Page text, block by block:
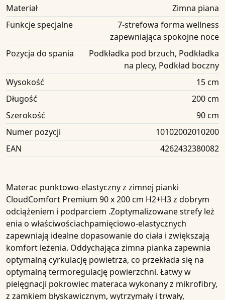
Materiał
Zimna piana
Funkcje specjalne
7-strefowa forma wellness
zapewniająca spokojne noce
Pozycja do spania
Podkładka pod brzuch, Podkładka
na plecy, Podkład boczny
Wysokość
15 cm
Długość
200 cm
Szerokość
90 cm
Numer pozycji
10102002010200
EAN
4262432380082
Materac punktowo-elastyczny z zimnej pianki
CloudComfort Premium 90 x 200 cm H2+H3z dobrym
odciążeniem i podparciem .Zoptymalizowane strefy leż
enia o właściwościachpamięciowo-elastycznych
zapewniają idealne dopasowanie do ciała i zwiększają
komfort leżenia. Oddychająca zimna pianka zapewnia
optymalną cyrkulację powietrza, co przekłada się na
optymalną termoregulację powierzchni. Łatwy w
pielęgnacji pokrowiec materaca wykonany z mikrofibry,
z zamkiem błyskawicznym, wytrzymały i trwały,